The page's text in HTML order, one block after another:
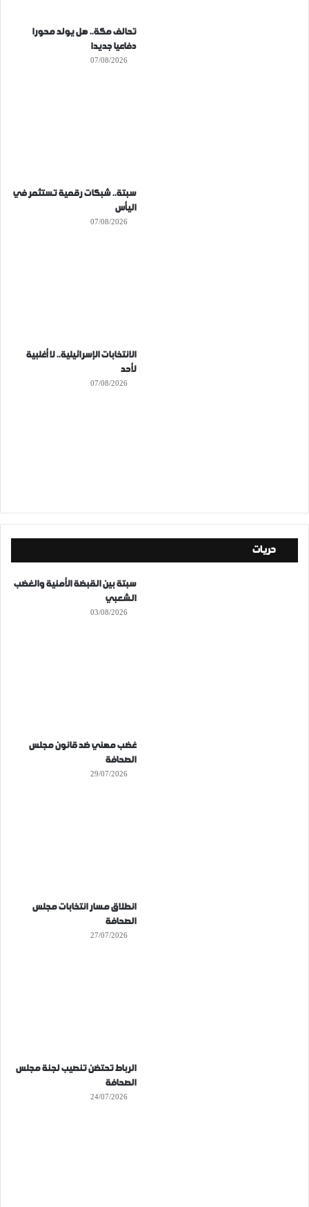
تحالف مكة.. هل يولد محورا
دفاعيا جديدا
07/08/2026
سبتة.. شبكات رقمية تستثمر في
اليأس
07/08/2026
الانتخابات الإسرائيلية.. لا أغلبية
لأحد
07/08/2026
حريات
سبتة بين القبضة الأمنية والغضب
الشعبي
03/08/2026
غضب مهني ضد قانون مجلس
الصحافة
29/07/2026
انطلاق مسار انتخابات مجلس
الصحافة
27/07/2026
الرباط تحتضن تنصيب لجنة مجلس
الصحافة
24/07/2026